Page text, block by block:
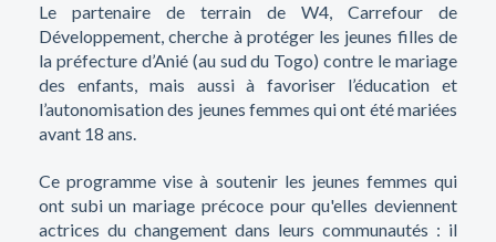
Le partenaire de terrain de W4, Carrefour de
Développement, cherche à protéger les jeunes filles de
la préfecture d’Anié (au sud du Togo) contre le mariage
des enfants, mais aussi à favoriser l’éducation et
l’autonomisation des jeunes femmes qui ont été mariées
avant 18 ans.
Ce programme vise à soutenir les jeunes femmes qui
ont subi un mariage précoce pour qu'elles deviennent
actrices du changement dans leurs communautés : il